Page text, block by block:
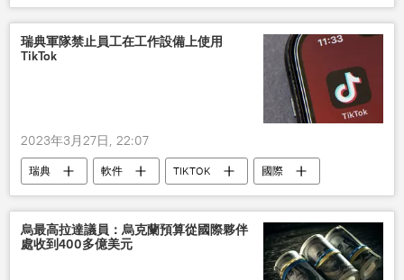
瑞典軍隊禁止員工在工作設備上使用
TikTok
2023年3月27日, 22:07
瑞典 軟件 TIKTOK 國際
烏最高拉達議員：烏克蘭預算從國際夥伴
處收到400多億美元